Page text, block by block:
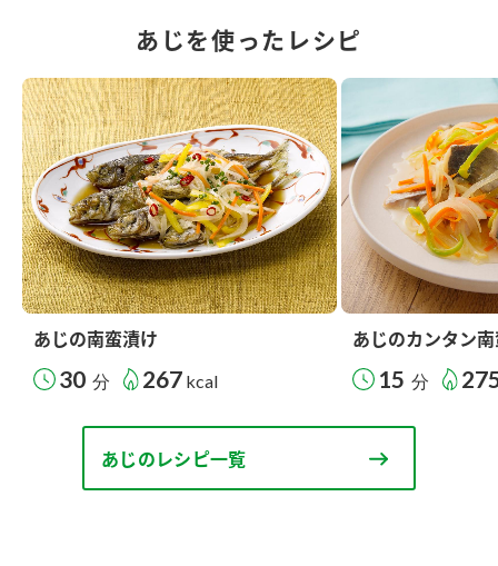
あじを使ったレシピ
あじの南蛮漬け
30 分 267 kcal
あじのカンタン
15 分
あじのレシピ一覧